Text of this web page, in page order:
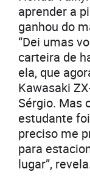
aprender a
ganhou do
“Dei umas
carteira de
ela, que
Kawasaki
Sérgio. Mas
estudante
preciso me
para
lugar”,